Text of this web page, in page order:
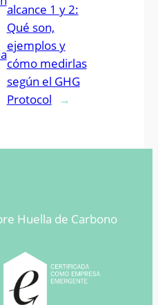
alcance 1 y 2:
Qué son,
ejemplos y
cómo medirlas
según el GHG
Protocol
→
Huella de Carbono